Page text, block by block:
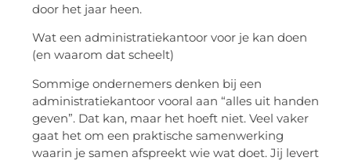
door het jaar heen.
Wat een administratiekantoor voor je kan doen
(en waarom dat scheelt)
Sommige ondernemers denken bij een
administratiekantoor vooral aan “alles uit handen
geven”. Dat kan, maar het hoeft niet. Veel vaker
gaat het om een praktische samenwerking
waarin je samen afspreekt wie wat doet. Jij levert